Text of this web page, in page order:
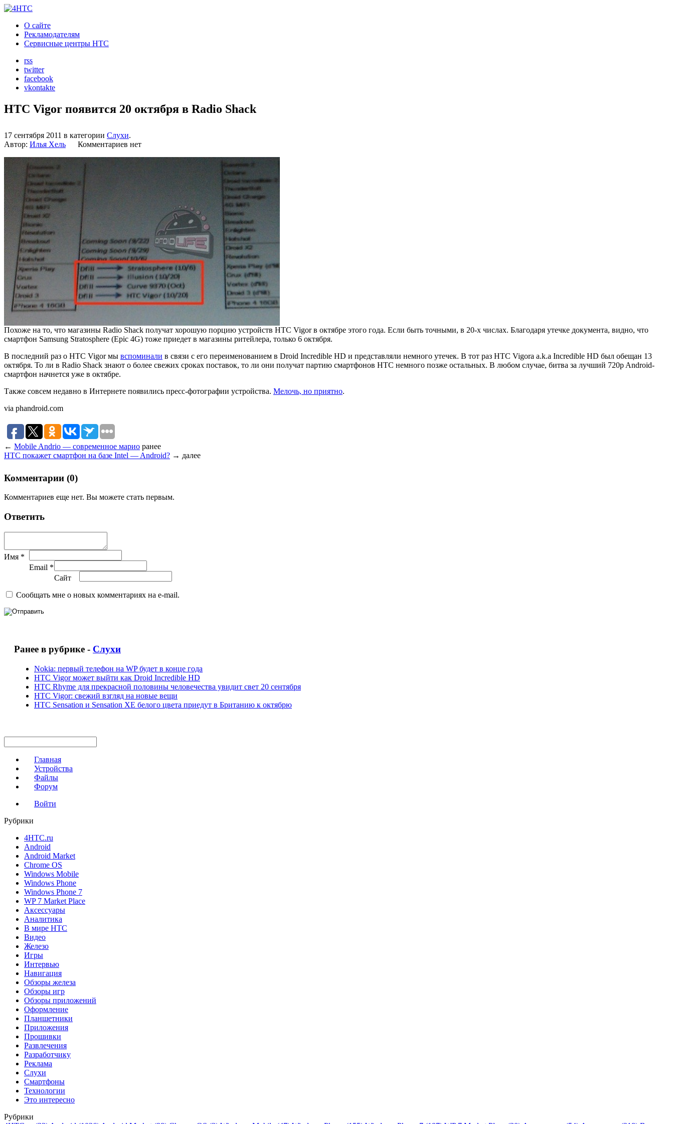
О сайте
Рекламодателям
Сервисные центры HTC
rss
twitter
facebook
vkontakte
HTC Vigor появится 20 октября в Radio Shack
17 сентября 2011 в категории Слухи.
Автор: Илья Хель Комментариев нет
Похоже на то, что магазины Radio Shack получат хорошую порцию устройств HTC Vigor в октябре этого года. Если быть точными, в 20-х числах. Благодаря утечке документа, видно, что
смартфон Samsung Stratosphere (Epic 4G) тоже приедет в магазины ритейлера, только 6 октября.
В последний раз о HTC Vigor мы вспоминали в связи с его переименованием в Droid Incredible HD и представляли немного утечек. В тот раз HTC Vigora a.k.a Incredible HD был обещан 13
октября. То ли в Radio Shack знают о более свежих сроках поставок, то ли они получат партию смартфонов HTC немного позже остальных. В любом случае, битва за лучший 720p Android-
смартфон начнется уже в октябре.
Также совсем недавно в Интернете появились пресс-фотографии устройства. Мелочь, но приятно.
via phandroid.com
← Mobile Andrio — современное марио ранее
HTC покажет смартфон на базе Intel — Android? → далее
Комментарии (0)
Комментариев еще нет. Вы можете стать первым.
Ответить
Имя *
Email *
Сайт
Сообщать мне о новых комментариях на e-mail.
Ранее в рубрике - Слухи
Nokia: первый телефон на WP будет в конце года
HTC Vigor может выйти как Droid Incredible HD
HTC Rhyme для прекрасной половины человечества увидит свет 20 сентября
HTC Vigor: свежий взгляд на новые вещи
HTC Sensation и Sensation XE белого цвета приедут в Британию к октябрю
Главная
Устройства
Файлы
Форум
Войти
Рубрики
4HTC.ru
Android
Android Market
Chrome OS
Windows Mobile
Windows Phone
Windows Phone 7
WP 7 Market Place
Аксессуары
Аналитика
В мире HTC
Видео
Железо
Игры
Интервью
Навигация
Обзоры железа
Обзоры игр
Обзоры приложений
Оформление
Планшетники
Приложения
Прошивки
Развлечения
Разработчику
Реклама
Слухи
Смартфоны
Технологии
Это интересно
Рубрики